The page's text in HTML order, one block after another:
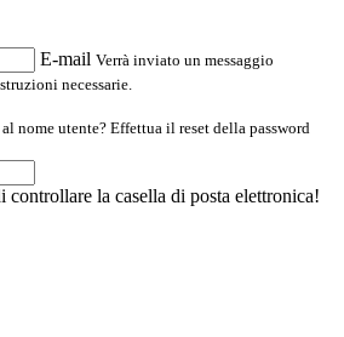
E-mail Verrà inviato un messaggio
necessarie.
nome utente? Effettua il reset della password
controllare la casella di posta elettronica!